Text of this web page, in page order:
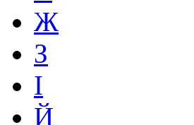
Ж
З
І
Й